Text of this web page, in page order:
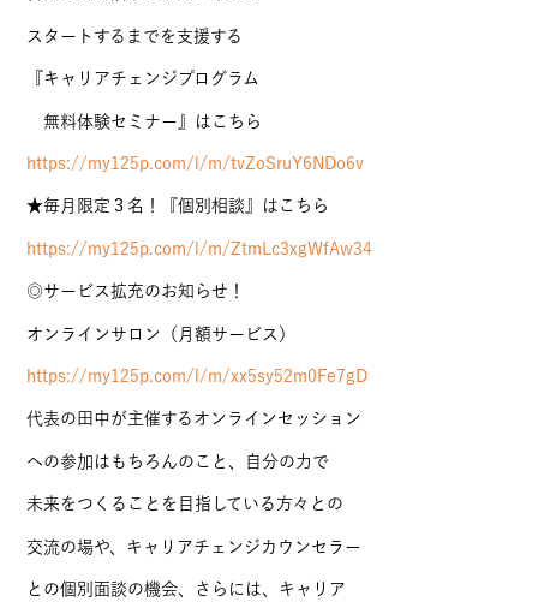
スタートするまでを支援する
『キャリアチェンジプログラム
無料体験セミナー』はこちら
https://my125p.com/l/m/tvZoSruY6NDo6v
★毎月限定３名！『個別相談』はこちら
https://my125p.com/l/m/ZtmLc3xgWfAw34
◎サービス拡充のお知らせ！
オンラインサロン（月額サービス）
https://my125p.com/l/m/xx5sy52m0Fe7gD
代表の田中が主催するオンラインセッション
への参加はもちろんのこと、自分の力で
未来をつくることを目指している方々との
交流の場や、キャリアチェンジカウンセラー
との個別面談の機会、さらには、キャリア